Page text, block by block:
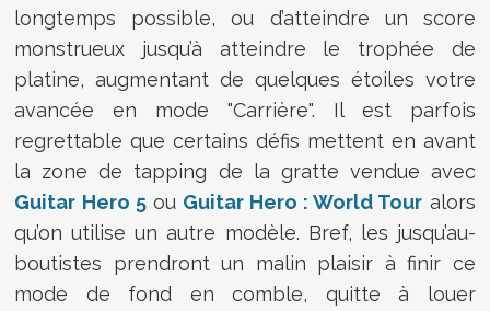
longtemps possible, ou d’atteindre un score
monstrueux jusqu’à atteindre le trophée de
platine, augmentant de quelques étoiles votre
avancée en mode "Carrière". Il est parfois
regrettable que certains défis mettent en avant
la zone de tapping de la gratte vendue avec
Guitar Hero 5ou Guitar Hero : World Tour alors
qu’on utilise un autre modèle. Bref, les jusqu’au-
boutistes prendront un malin plaisir à finir ce
mode de fond en comble, quitte à louer